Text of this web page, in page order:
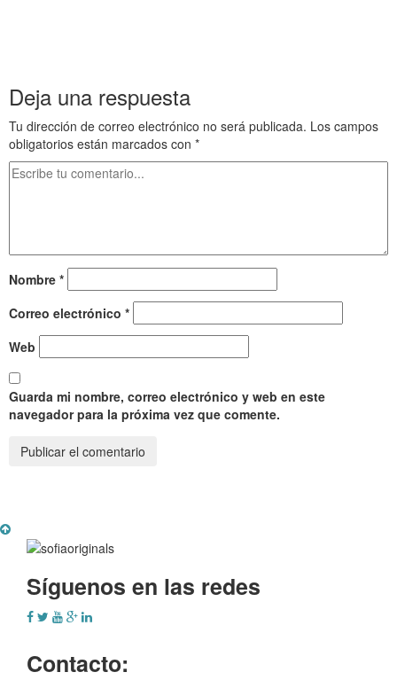
Deja una respuesta
Tu dirección de correo electrónico no será publicada. Los campos
obligatorios están marcados con *
Nombre *
Correo electrónico *
Web
Guarda mi nombre, correo electrónico y web en este
navegador para la próxima vez que comente.
Síguenos en las redes
Contacto: